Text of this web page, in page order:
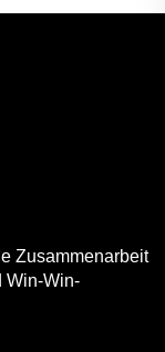
Zusammenarbeit
Win-Win-